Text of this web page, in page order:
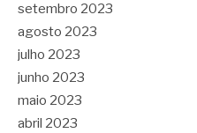
setembro 2023
agosto 2023
julho 2023
junho 2023
maio 2023
abril 2023